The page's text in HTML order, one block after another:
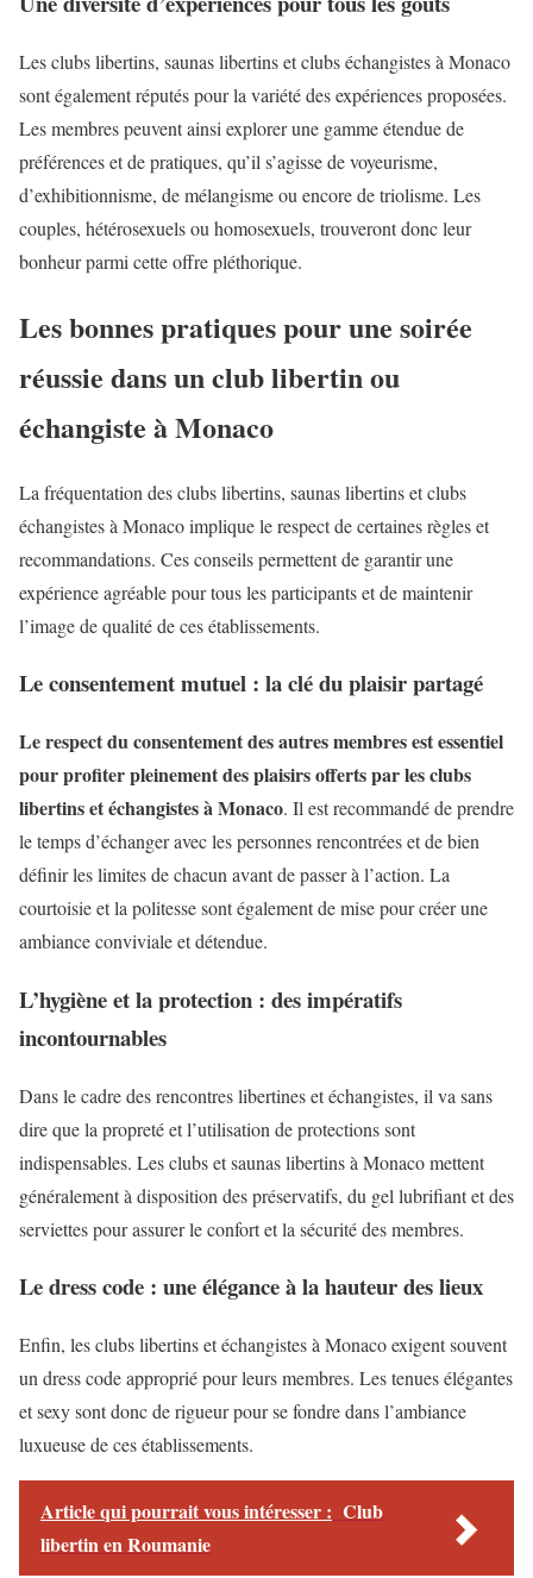
Les clubs libertins, saunas libertins et clubs échangistes à Monaco
sont également réputés pour la variété des expériences proposées.
Les membres peuvent ainsi explorer une gamme étendue de
préférences et de pratiques, qu’il s’agisse de voyeurisme,
d’exhibitionnisme, de mélangisme ou encore de triolisme. Les
couples, hétérosexuels ou homosexuels, trouveront donc leur
bonheur parmi cette offre pléthorique.
Les bonnes pratiques pour une soirée
réussie dans un club libertin ou
échangiste à Monaco
La fréquentation des clubs libertins, saunas libertins et clubs
échangistes à Monaco implique le respect de certaines règles et
recommandations. Ces conseils permettent de garantir une
expérience agréable pour tous les participants et de maintenir
l’image de qualité de ces établissements.
Le consentement mutuel : la clé du plaisir partagé
Le respect du consentement des autres membres est essentiel
pour profiter pleinement des plaisirs offerts par les clubs
libertins et échangistes à Monaco. Il est recommandé de prendre
le temps d’échanger avec les personnes rencontrées et de bien
définir les limites de chacun avant de passer à l’action. La
courtoisie et la politesse sont également de mise pour créer une
ambiance conviviale et détendue.
L’hygiène et la protection : des impératifs
incontournables
Dans le cadre des rencontres libertines et échangistes, il va sans
dire que la propreté et l’utilisation de protections sont
indispensables. Les clubs et saunas libertins à Monaco mettent
généralement à disposition des préservatifs, du gel lubrifiant et des
serviettes pour assurer le confort et la sécurité des membres.
Le dress code : une élégance à la hauteur des lieux
Enfin, les clubs libertins et échangistes à Monaco exigent souvent
un dress code approprié pour leurs membres. Les tenues élégantes
et sexy sont donc de rigueur pour se fondre dans l’ambiance
luxueuse de ces établissements.
Article qui pourrait vous intéresser : Club
libertin en Roumanie